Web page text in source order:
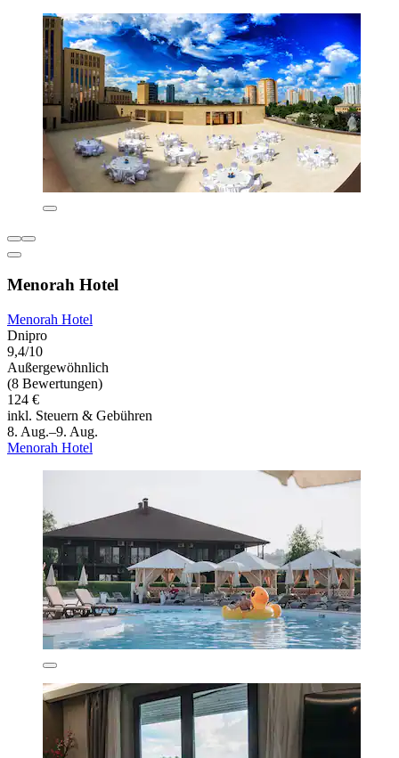
Menorah Hotel
Menorah Hotel
Dnipro
9,4/10
Außergewöhnlich
(8 Bewertungen)
124 €
inkl. Steuern & Gebühren
8. Aug.–9. Aug.
Menorah Hotel